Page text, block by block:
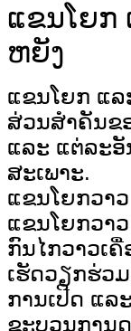
ແຂນໂຍກ
ຫຍັງ
ແຂນໂຍກ ແ
ສ່ວນສຳຄັນຂ
ແລະ ແຕ່ລະ
ສະເພາະ.
ແຂນໂຍກວາວ
ແຂນໂຍກວາ
ກົນໄກວາວເ
ເຮັດວຽກຮ່ວ
ການເປີດ ແລ
ຂະບວນການ